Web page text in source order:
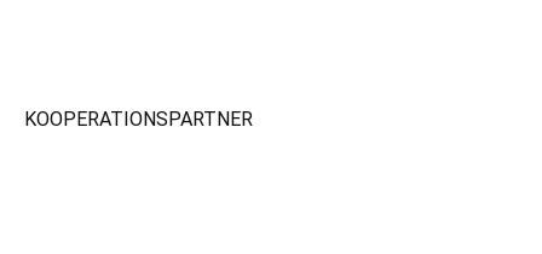
KOOPERATIONSPARTNER